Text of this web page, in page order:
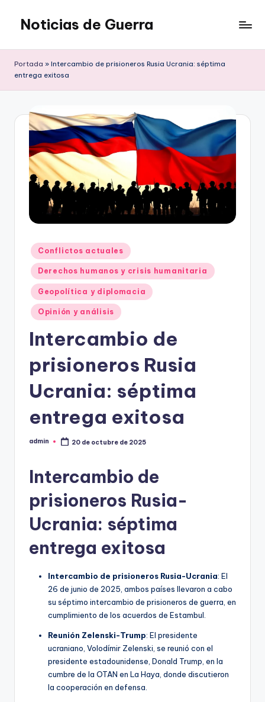
Saltar
contenido
Noticias de Guerra
Portada » Intercambio de prisioneros Rusia Ucrania: séptima
entrega exitosa
Publicado
en
Conflictos actuales
Derechos humanos y crisis humanitaria
Geopolítica y diplomacia
Opinión y análisis
Intercambio de
prisioneros Rusia
Ucrania: séptima
entrega exitosa
Publicado
admin 20 de octubre de 2025
Intercambio de
prisioneros Rusia-
Ucrania: séptima
entrega exitosa
Intercambio de prisioneros Rusia-Ucrania: El
26 de junio de 2025, ambos países llevaron a cabo
su séptimo intercambio de prisioneros de guerra, en
cumplimiento de los acuerdos de Estambul.
Reunión Zelenski-Trump: El presidente
ucraniano, Volodímir Zelenski, se reunió con el
presidente estadounidense, Donald Trump, en la
cumbre de la OTAN en La Haya, donde discutieron
la cooperación en defensa.